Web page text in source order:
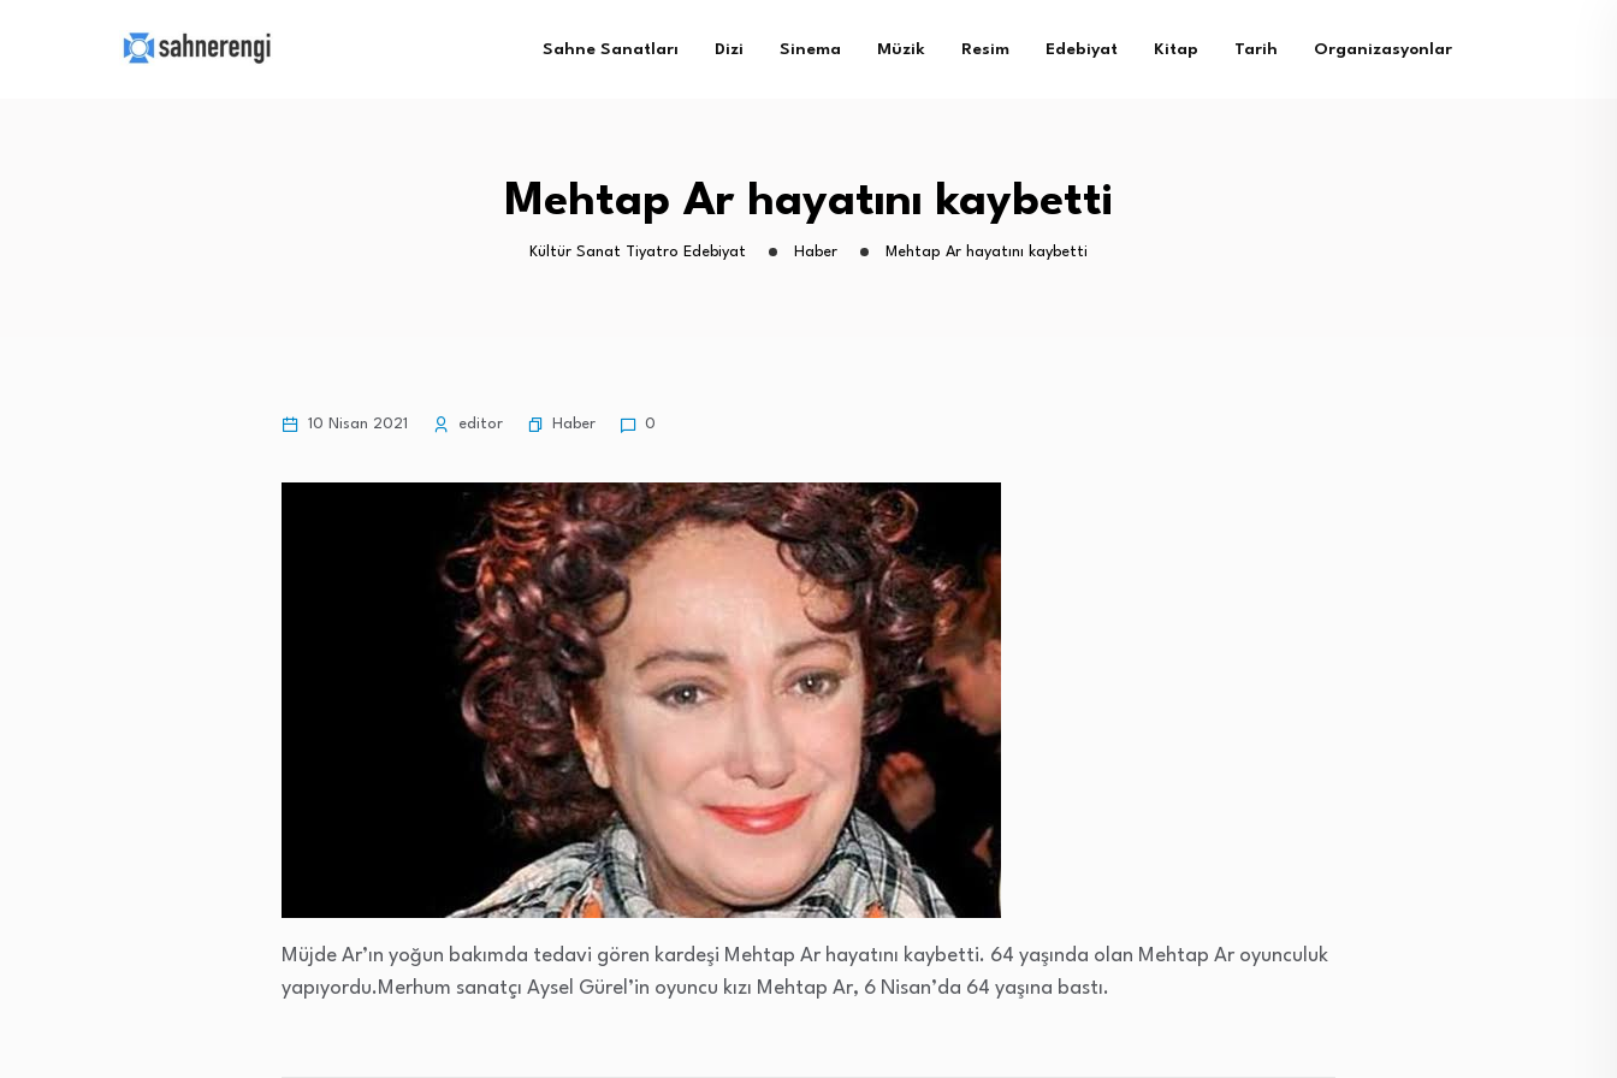
Sahne Sanatları Dizi Sinema Müzik Resim Edebiyat Kitap Tarih Organizasyonlar
Mehtap Ar hayatını kaybetti
Kültür Sanat Tiyatro Edebiyat Haber Mehtap Ar hayatını kaybetti
10 Nisan 2021 editor Haber 0
Müjde Ar’ın yoğun bakımda tedavi gören kardeşi Mehtap Ar hayatını kaybetti. 64 yaşında olan Mehtap Ar oyunculuk
yapıyordu.Merhum sanatçı Aysel Gürel’in oyuncu kızı Mehtap Ar, 6 Nisan’da 64 yaşına bastı.